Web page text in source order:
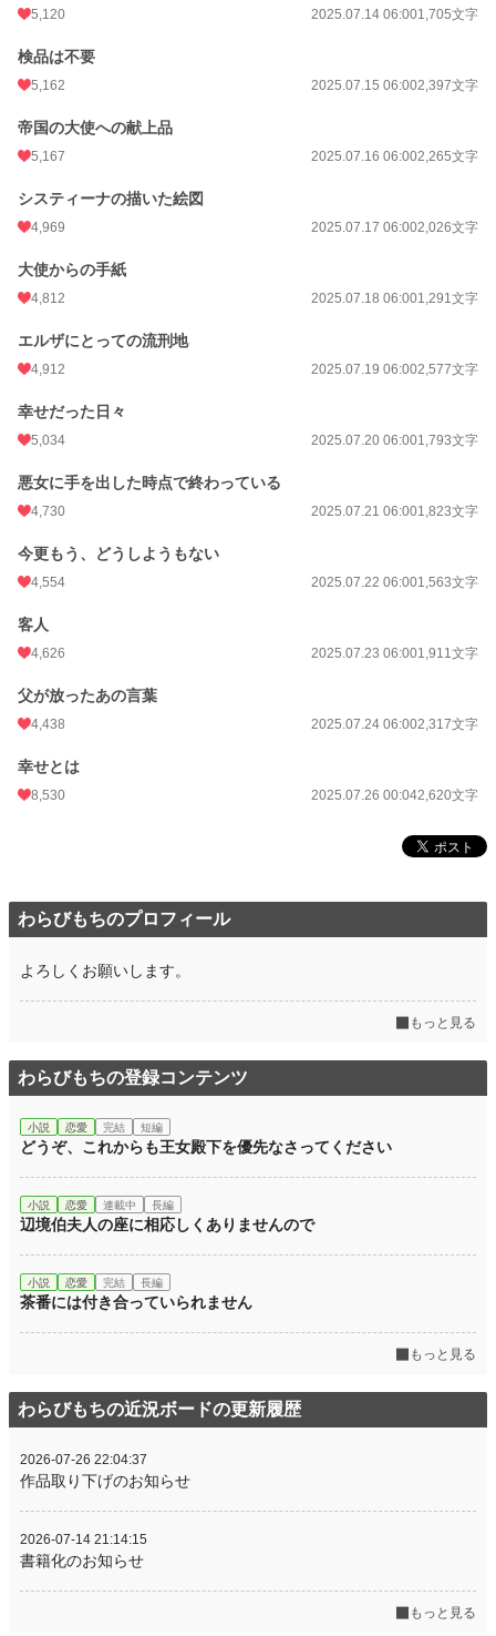
5,120 2025.07.14 06:001,705文字
検品は不要
5,162 2025.07.15 06:002,397文字
帝国の大使への献上品
5,167 2025.07.16 06:002,265文字
システィーナの描いた絵図
4,969 2025.07.17 06:002,026文字
大使からの手紙
4,812 2025.07.18 06:001,291文字
エルザにとっての流刑地
4,912 2025.07.19 06:002,577文字
幸せだった日々
5,034 2025.07.20 06:001,793文字
悪女に手を出した時点で終わっている
4,730 2025.07.21 06:001,823文字
今更もう、どうしようもない
4,554 2025.07.22 06:001,563文字
客人
4,626 2025.07.23 06:001,911文字
父が放ったあの言葉
4,438 2025.07.24 06:002,317文字
幸せとは
8,530 2025.07.26 00:042,620文字
わらびもちのプロフィール
よろしくお願いします。
もっと見る
わらびもちの登録コンテンツ
小説 恋愛 完結 短編
どうぞ、これからも王女殿下を優先なさってください
小説 恋愛 連載中 長編
辺境伯夫人の座に相応しくありませんので
小説 恋愛 完結 長編
茶番には付き合っていられません
もっと見る
わらびもちの近況ボードの更新履歴
2026-07-26 22:04:37
作品取り下げのお知らせ
2026-07-14 21:14:15
書籍化のお知らせ
もっと見る